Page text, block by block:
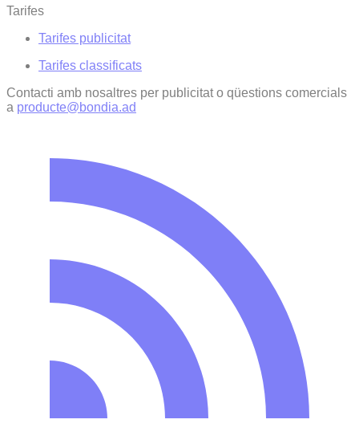
Tarifes
Tarifes publicitat
Tarifes classificats
Contacti amb nosaltres per publicitat o qüestions comercials
a producte@bondia.ad